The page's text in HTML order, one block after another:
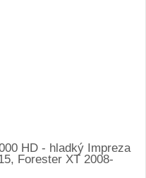
HD - hladký Impreza
Forester XT 2008-